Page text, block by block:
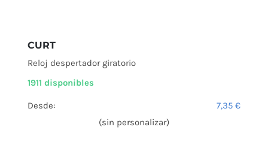
CURT
Reloj despertador giratorio
1911 disponibles
Desde: 7,35 €
(sin personalizar)